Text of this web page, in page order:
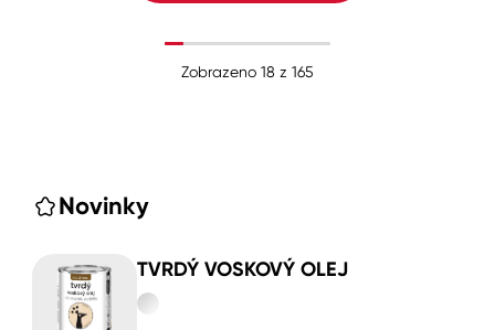
Zobrazeno 18 z 165
Novinky
TVRDÝ VOSKOVÝ OLEJ